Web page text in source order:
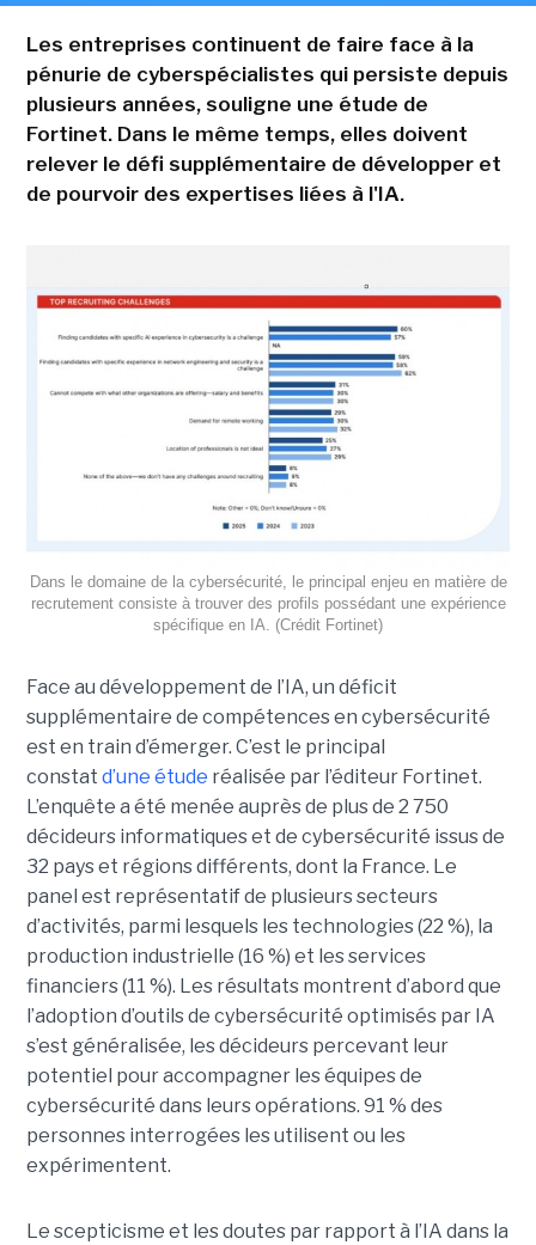
Les entreprises continuent de faire face à la
pénurie de cyberspécialistes qui persiste depuis
plusieurs années, souligne une étude de
Fortinet. Dans le même temps, elles doivent
relever le défi supplémentaire de développer et
de pourvoir des expertises liées à l'IA.
Dans le domaine de la cybersécurité, le principal enjeu en matière de
recrutement consiste à trouver des profils possédant une expérience
spécifique en IA. (Crédit Fortinet)
Face au développement de l’IA, un déficit
supplémentaire de compétences en cybersécurité
est en train d’émerger. C’est le principal
constat d’une étude réalisée par l’éditeur Fortinet.
L’enquête a été menée auprès de plus de 2 750
décideurs informatiques et de cybersécurité issus de
32 pays et régions différents, dont la France. Le
panel est représentatif de plusieurs secteurs
d’activités, parmi lesquels les technologies (22 %), la
production industrielle (16 %) et les services
financiers (11 %). Les résultats montrent d’abord que
l’adoption d’outils de cybersécurité optimisés par IA
s’est généralisée, les décideurs percevant leur
potentiel pour accompagner les équipes de
cybersécurité dans leurs opérations. 91 % des
personnes interrogées les utilisent ou les
expérimentent.
Le scepticisme et les doutes par rapport à l’IA dans la